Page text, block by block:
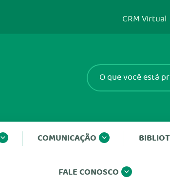
CRM Virtual
COMUNICAÇÃO
FALE CONOSCO